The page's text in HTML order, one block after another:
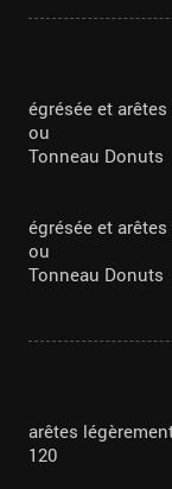
égrésée et
ou
Tonneau Donuts
égrésée et
ou
Tonneau Donuts
arêtes
120